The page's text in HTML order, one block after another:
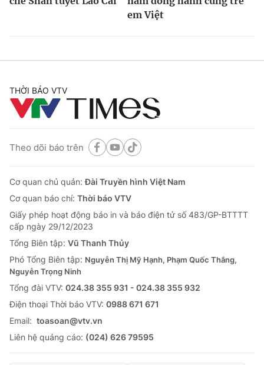
em Việt
THỜI BÁO VTV
Theo dõi báo trên
Cơ quan chủ quản:Đài Truyền hình Việt Nam
Cơ quan báo chí: Thời báo VTV
Giấy phép hoạt động báo in và báo điện tử số 483/GP-BTTTT
cấp ngày 29/12/2023
Tổng Biên tập: Vũ Thanh Thủy
Phó Tổng Biên tập: Nguyễn Thị Mỹ Hạnh, Phạm Quốc Thắng,
Nguyễn Trọng Ninh
Tổng đài VTV: 024.38 355 931 - 024.38 355 932
Ðiện thoại Thời báo VTV: 0988 671 671
Email: toasoan@vtv.vn
Liên hệ quảng cáo: (024) 626 79595